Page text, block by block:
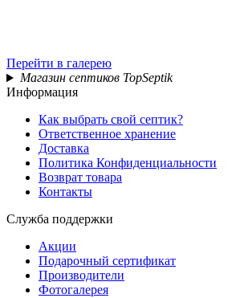
Перейти в галерею
Магазин септиков TopSeptik
Информация
Как выбрать свой септик?
Ответственное хранение
Доставка
Политика Конфиденциальности
Возврат товара
Контакты
Служба поддержки
Акции
Подарочный сертификат
Производители
Фотогалерея